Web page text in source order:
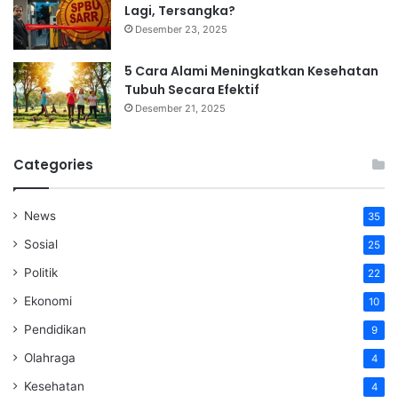
Lagi, Tersangka?
Desember 23, 2025
5 Cara Alami Meningkatkan Kesehatan
Tubuh Secara Efektif
Desember 21, 2025
Categories
News 35
Sosial 25
Politik 22
Ekonomi 10
Pendidikan 9
Olahraga 4
Kesehatan 4